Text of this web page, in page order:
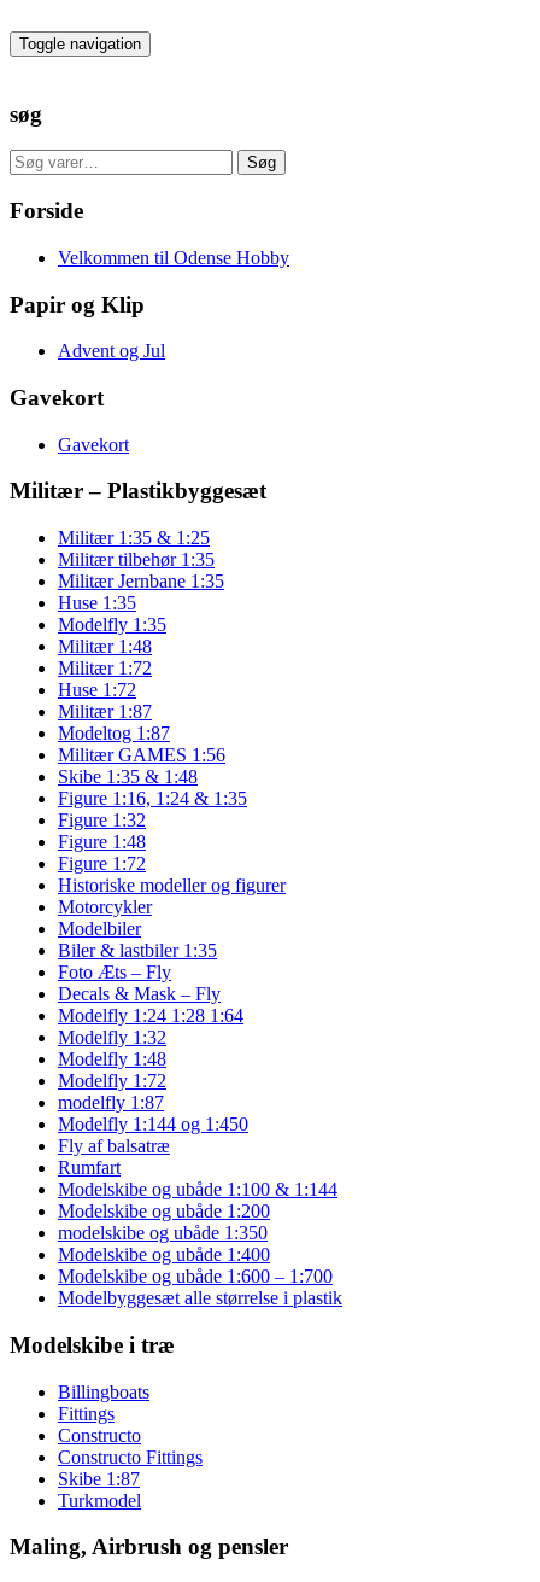
to
the
Toggle navigation
søg
Søg
efter:
Søg
Forside
Velkommen til Odense Hobby
Papir og Klip
Advent og Jul
Gavekort
Gavekort
Militær – Plastikbyggesæt
Militær 1:35 & 1:25
Militær tilbehør 1:35
Militær Jernbane 1:35
Huse 1:35
Modelfly 1:35
Militær 1:48
Militær 1:72
Huse 1:72
Militær 1:87
Modeltog 1:87
Militær GAMES 1:56
Skibe 1:35 & 1:48
Figure 1:16, 1:24 & 1:35
Figure 1:32
Figure 1:48
Figure 1:72
Historiske modeller og figurer
Motorcykler
Modelbiler
Biler & lastbiler 1:35
Foto Æts – Fly
Decals & Mask – Fly
Modelfly 1:24 1:28 1:64
Modelfly 1:32
Modelfly 1:48
Modelfly 1:72
modelfly 1:87
Modelfly 1:144 og 1:450
Fly af balsatræ
Rumfart
Modelskibe og ubåde 1:100 & 1:144
Modelskibe og ubåde 1:200
modelskibe og ubåde 1:350
Modelskibe og ubåde 1:400
Modelskibe og ubåde 1:600 – 1:700
Modelbyggesæt alle størrelse i plastik
Modelskibe i træ
Billingboats
Fittings
Constructo
Constructo Fittings
Skibe 1:87
Turkmodel
Maling, Airbrush og pensler